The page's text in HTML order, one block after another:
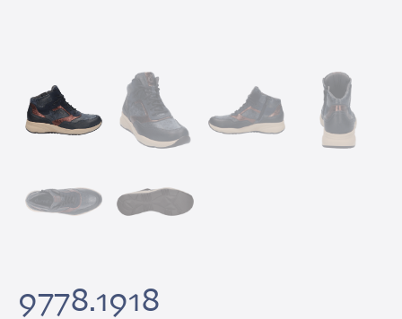
9778.1918